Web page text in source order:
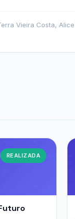
Vieira Costa,
REALIZADA